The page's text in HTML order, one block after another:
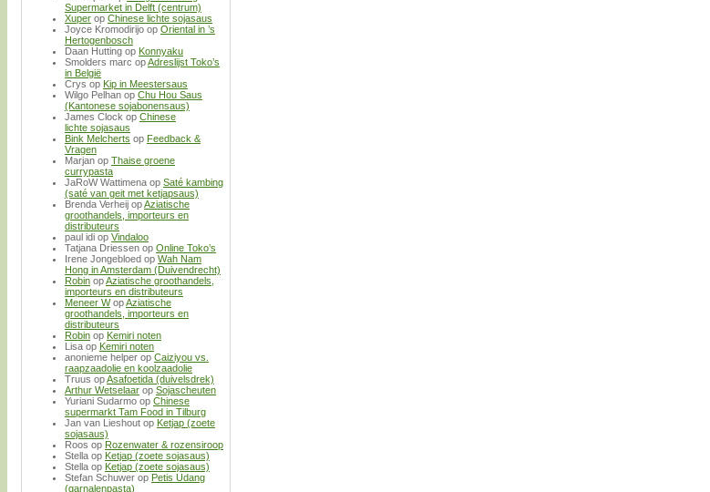
Supermarket in Delft (centrum)
Xuper op Chinese lichte sojasaus
Joyce Kromodirijo op Oriental in ’s
Hertogenbosch
Daan Hutting op Konnyaku
Smolders marc opAdreslijst Toko’s
in België
Crys op Kip in Meestersaus
Wilgo Pelhan op Chu Hou Saus
(Kantonese sojabonensaus)
James Clock op Chinese
lichte sojasaus
Bink Melcherts op Feedback &
Vragen
Marjan op Thaise groene
currypasta
JaRoW Wattimena op Saté kambing
(saté van geit met ketjapsaus)
Brenda Verheij opAziatische
groothandels, importeurs en
distributeurs
paul idi op Vindaloo
Tatjana Driessen op Online Toko’s
Irene Jongebloed op Wah Nam
Hong in Amsterdam (Duivendrecht)
Robin opAziatische groothandels,
importeurs en distributeurs
Meneer WopAziatische
groothandels, importeurs en
distributeurs
Robin op Kemiri noten
Lisa op Kemiri noten
anonieme helper op Caiziyou vs.
raapzaadolie en koolzaadolie
Truus opAsafoetida (duivelsdrek)
Arthur Wetselaar op Sojascheuten
Yuriani Sudarmo op Chinese
supermarkt Tam Food in Tilburg
Jan van Lieshout op Ketjap (zoete
sojasaus)
Roos op Rozenwater & rozensiroop
Stella op Ketjap (zoete sojasaus)
Stella op Ketjap (zoete sojasaus)
Stefan Schuwer op Petis Udang
(garnalenpasta)